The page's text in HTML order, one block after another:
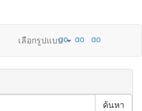
เลือกรูปแบบ
ค้นหา